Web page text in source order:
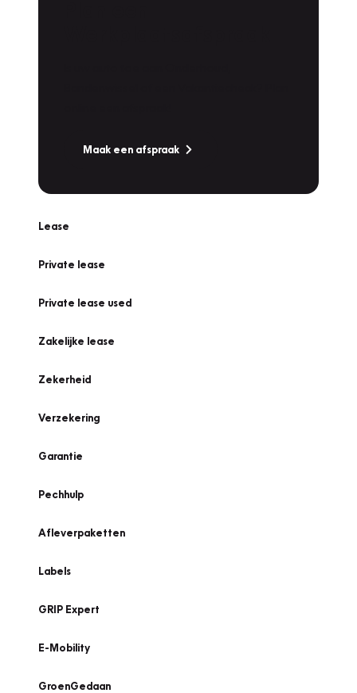
Maak een afspraak
Lease
Private lease
Private lease used
Zakelijke lease
Zekerheid
Verzekering
Garantie
Pechhulp
Afleverpaketten
Labels
GRIP Expert
E-Mobility
GroenGedaan